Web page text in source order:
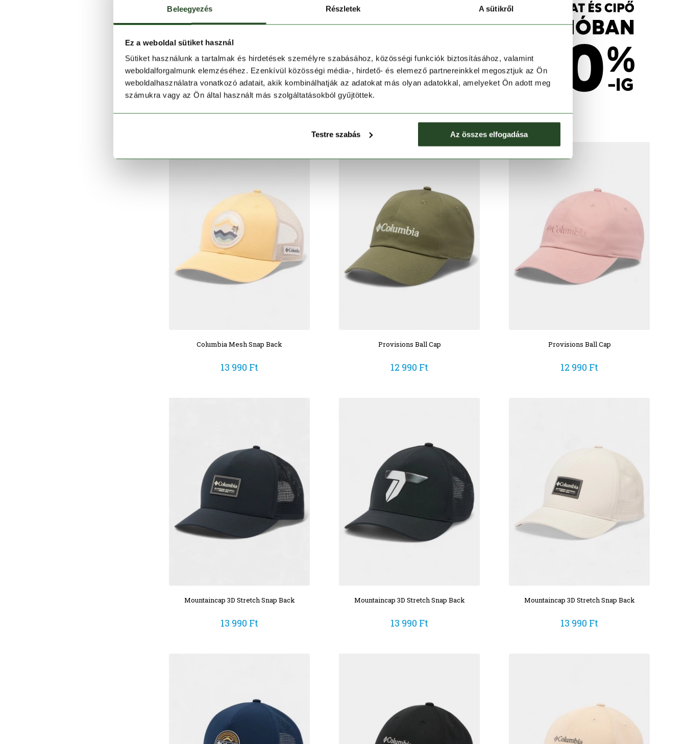
Beleegyezés Részletek A sütikről
Ez a weboldal sütiket használ
Sütiket használunk a tartalmak és hirdetések személyre szabásához, közösségi funkciók biztosításához, valamint
weboldalforgalmunk elemzéséhez. Ezenkívül közösségi média-, hirdető- és elemező partnereinkkel megosztjuk az Ön
weboldalhasználatra vonatkozó adatait, akik kombinálhatják az adatokat más olyan adatokkal, amelyeket Ön adott meg
számukra vagy az Ön által használt más szolgáltatásokból gyűjtöttek.
Testre szabás Az összes elfogadása
PFG Logo Mesh Ball Cap
14 990 Ft
PFG Logo Mesh Ball Cap
14 990 Ft
Columbia Mesh Snap Back
13 990 Ft
Provisions Ball Cap
12 990 Ft
Provisions Ball Cap
12 990 Ft
Mountaincap 3D Stretch Snap Back
13 990 Ft
Mountaincap 3D Stretch Snap Back
13 990 Ft
Mountaincap 3D Stretch Snap Back
13 990 Ft